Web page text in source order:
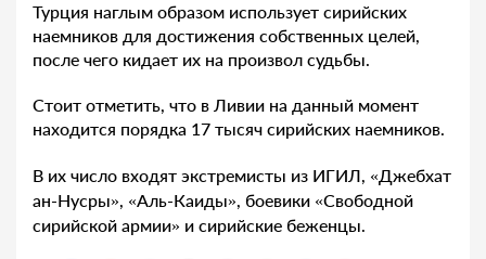
Турция наглым образом использует сирийских
наемников для достижения собственных целей,
после чего кидает их на произвол судьбы.
Стоит отметить, что в Ливии на данный момент
находится порядка 17 тысяч сирийских наемников.
В их число входят экстремисты из ИГИЛ, «Джебхат
ан-Нусры», «Аль-Каиды», боевики «Свободной
сирийской армии» и сирийские беженцы.